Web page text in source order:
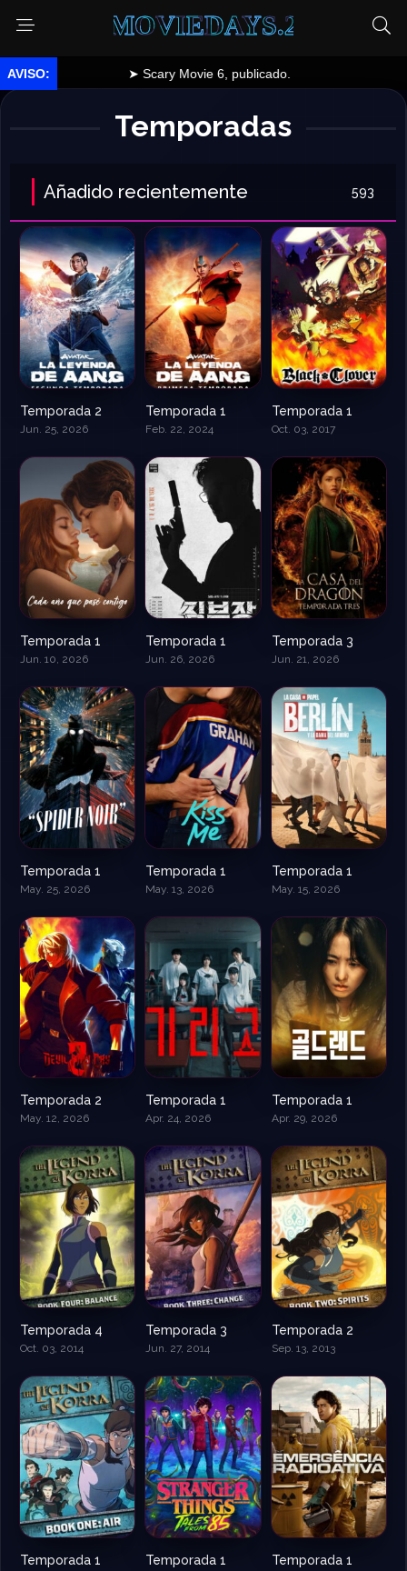
MOVIEDAYS.2
6, publicado.
Temporadas
Añadido recientemente 593
Temporada 2
Jun. 25, 2026
Temporada 1
Feb. 22, 2024
Temporada 1
Oct. 03, 2017
Temporada 1
Jun. 10, 2026
Temporada 1
Jun. 26, 2026
Temporada 3
Jun. 21, 2026
Temporada 1
May. 25, 2026
Temporada 1
May. 13, 2026
Temporada 1
May. 15, 2026
Temporada 2
May. 12, 2026
Temporada 1
Apr. 24, 2026
Temporada 1
Apr. 29, 2026
Temporada 4
Oct. 03, 2014
Temporada 3
Jun. 27, 2014
Temporada 2
Sep. 13, 2013
Temporada 1 Temporada 1 Temporada 1